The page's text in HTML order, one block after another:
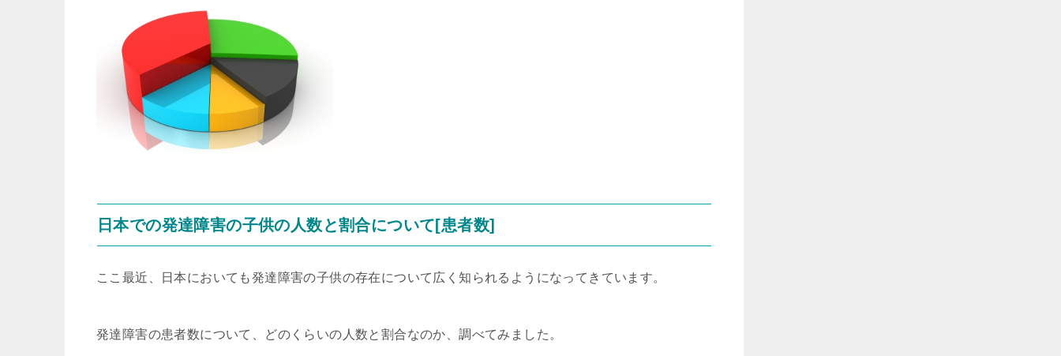
日本での発達障害の子供の人数と割合について[患者数]
ここ最近、日本においても発達障害の子供の存在について広く知られるようになってきています。
発達障害の患者数について、どのくらいの人数と割合なのか、調べてみました。